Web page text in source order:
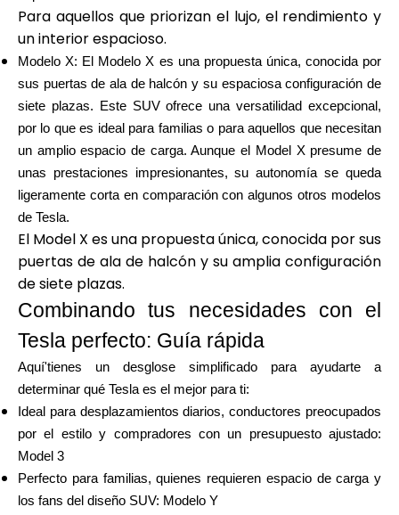
Para aquellos que priorizan el lujo, el rendimiento y
un interior espacioso.
Modelo X: El Modelo X es una propuesta única, conocida por
sus puertas de ala de halcón y su espaciosa configuración de
siete plazas. Este SUV ofrece una versatilidad excepcional,
por lo que es ideal para familias o para aquellos que necesitan
un amplio espacio de carga. Aunque el Model X presume de
unas prestaciones impresionantes, su autonomía se queda
ligeramente corta en comparación con algunos otros modelos
de Tesla.
El Model X es una propuesta única, conocida por sus
puertas de ala de halcón y su amplia configuración
de siete plazas.
Combinando tus necesidades con el
Tesla perfecto: Guía rápida
Aquí'tienes un desglose simplificado para ayudarte a
determinar qué Tesla es el mejor para ti:
Ideal para desplazamientos diarios, conductores preocupados
por el estilo y compradores con un presupuesto ajustado:
Model 3
Perfecto para familias, quienes requieren espacio de carga y
los fans del diseño SUV: Modelo Y